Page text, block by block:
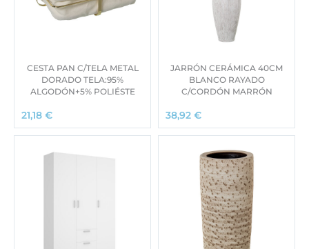
CESTA PAN C/TELA METAL
DORADO TELA:95%
ALGODÓN+5% POLIÉSTE
21,18 €
JARRÓN CERÁMICA 40CM
BLANCO RAYADO
C/CORDÓN MARRÓN
38,92 €